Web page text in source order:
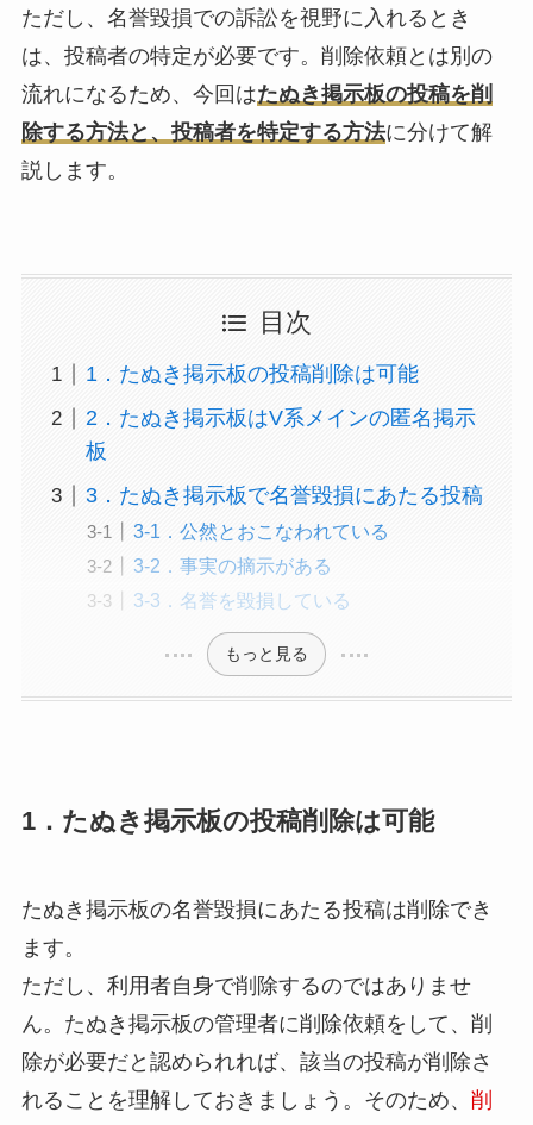
ただし、名誉毀損での訴訟を視野に入れるとき
は、 投稿者の特定が必要です。削除依頼とは別の
流れになるため、今回はたぬき掲示板の投稿を削
除する方法と、投稿者を特定する方法に分けて解
説します。
目次
1．たぬき掲示板の投稿削除は可能
2．たぬき掲示板はV系メインの匿名掲示
板
3．たぬき掲示板で名誉毀損にあたる投稿
3-1．公然とおこなわれている
3-2．事実の摘示がある
3-3．名誉を毀損している
もっと見る
1．たぬき掲示板の投稿削除は可能
たぬき掲示板の名誉毀損にあたる投稿は削除でき
ます。
ただし、利用者自身で削除するのではありませ
ん。たぬき掲示板の管理者に削除依頼をして、削
除が必要だと認められれば、該当の投稿が削除さ
れることを理解しておきましょう。そのため、 削